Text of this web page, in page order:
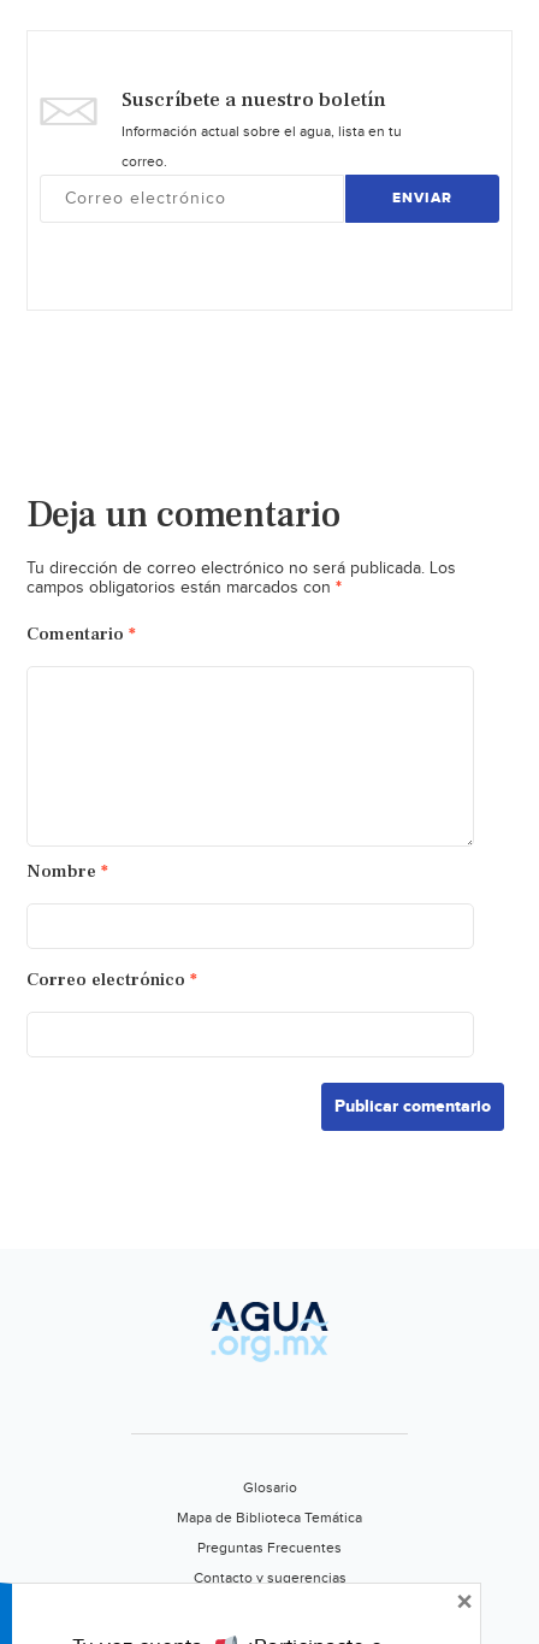
Suscríbete a nuestro boletín
Información actual sobre el agua, lista en tu
correo.
ENVIAR
Deja un comentario
Tu dirección de correo electrónico no será publicada. Los
campos obligatorios están marcados con *
Comentario *
Nombre *
Correo electrónico *
Glosario
Mapa de Biblioteca Temática
Preguntas Frecuentes
Contacto y sugerencias
Califica este portal
×